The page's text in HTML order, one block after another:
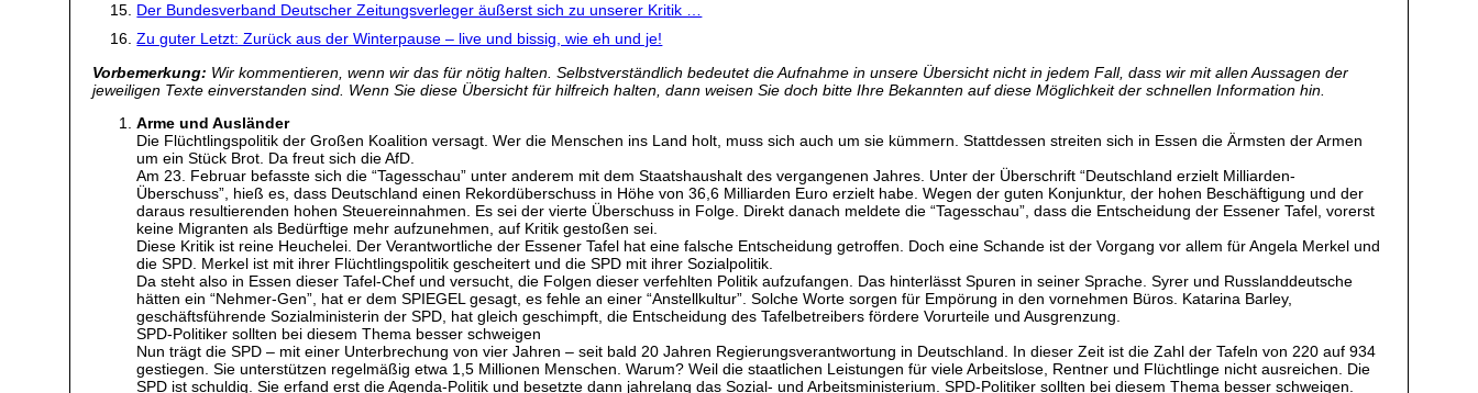
Der Bundesverband Deutscher Zeitungsverleger äußerst sich zu unserer Kritik …
Zu guter Letzt: Zurück aus der Winterpause – live und bissig, wie eh und je!
Vorbemerkung: Wir kommentieren, wenn wir das für nötig halten. Selbstverständlich bedeutet die Aufnahme in unsere Übersicht nicht in jedem Fall, dass wir mit allen Aussagen der
jeweiligen Texte einverstanden sind. Wenn Sie diese Übersicht für hilfreich halten, dann weisen Sie doch bitte Ihre Bekannten auf diese Möglichkeit der schnellen Information hin.
Arme und Ausländer
Die Flüchtlingspolitik der Großen Koalition versagt. Wer die Menschen ins Land holt, muss sich auch um sie kümmern. Stattdessen streiten sich in Essen die Ärmsten der Armen
um ein Stück Brot. Da freut sich die AfD.
Am 23. Februar befasste sich die “Tagesschau” unter anderem mit dem Staatshaushalt des vergangenen Jahres. Unter der Überschrift “Deutschland erzielt Milliarden-
Überschuss”, hieß es, dass Deutschland einen Rekordüberschuss in Höhe von 36,6 Milliarden Euro erzielt habe. Wegen der guten Konjunktur, der hohen Beschäftigung und der
daraus resultierenden hohen Steuereinnahmen. Es sei der vierte Überschuss in Folge. Direkt danach meldete die “Tagesschau”, dass die Entscheidung der Essener Tafel, vorerst
keine Migranten als Bedürftige mehr aufzunehmen, auf Kritik gestoßen sei.
Diese Kritik ist reine Heuchelei. Der Verantwortliche der Essener Tafel hat eine falsche Entscheidung getroffen. Doch eine Schande ist der Vorgang vor allem für Angela Merkel und
die SPD. Merkel ist mit ihrer Flüchtlingspolitik gescheitert und die SPD mit ihrer Sozialpolitik.
Da steht also in Essen dieser Tafel-Chef und versucht, die Folgen dieser verfehlten Politik aufzufangen. Das hinterlässt Spuren in seiner Sprache. Syrer und Russlanddeutsche
hätten ein “Nehmer-Gen”, hat er dem SPIEGEL gesagt, es fehle an einer “Anstellkultur”. Solche Worte sorgen für Empörung in den vornehmen Büros. Katarina Barley,
geschäftsführende Sozialministerin der SPD, hat gleich geschimpft, die Entscheidung des Tafelbetreibers fördere Vorurteile und Ausgrenzung.
SPD-Politiker sollten bei diesem Thema besser schweigen
Nun trägt die SPD – mit einer Unterbrechung von vier Jahren – seit bald 20 Jahren Regierungsverantwortung in Deutschland. In dieser Zeit ist die Zahl der Tafeln von 220 auf 934
gestiegen. Sie unterstützen regelmäßig etwa 1,5 Millionen Menschen. Warum? Weil die staatlichen Leistungen für viele Arbeitslose, Rentner und Flüchtlinge nicht ausreichen. Die
SPD ist schuldig. Sie erfand erst die Agenda-Politik und besetzte dann jahrelang das Sozial- und Arbeitsministerium. SPD-Politiker sollten bei diesem Thema besser schweigen.